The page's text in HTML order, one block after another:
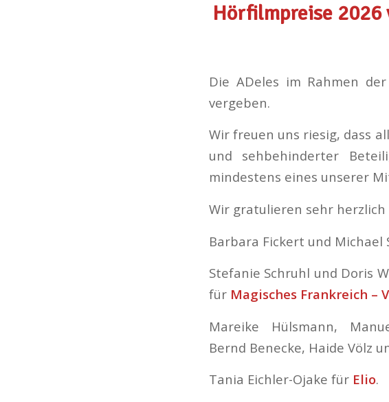
Hörfilmpreise 2026
Die ADeles im Rahmen
vergeben.
Wir freuen uns riesig, dass
und sehbehinderter
mindestens eines unserer
Wir gratulieren sehr
Barbara Fickert und Michael
Stefanie Schruhl und Doris
für Magisches Frankreich –
Mareike Hülsmann,
Bernd Benecke, Haide Völz
Tania Eichler-Ojake für Elio.